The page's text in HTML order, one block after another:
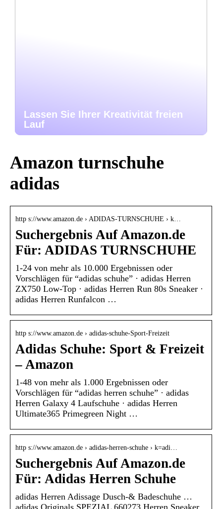
Lassen Sie Ihrer Kreativität freien
Lauf
Amazon turnschuhe
adidas
http s://www.amazon.de › ADIDAS-TURNSCHUHE › k…
Suchergebnis Auf Amazon.de
Für: ADIDAS TURNSCHUHE
1-24 von mehr als 10.000 Ergebnissen oder
Vorschlägen für “adidas schuhe” · adidas Herren
ZX750 Low-Top · adidas Herren Run 80s Sneaker ·
adidas Herren Runfalcon …
http s://www.amazon.de › adidas-schuhe-Sport-Freizeit
Adidas Schuhe: Sport & Freizeit
– Amazon
1-48 von mehr als 1.000 Ergebnissen oder
Vorschlägen für “adidas herren schuhe” · adidas
Herren Galaxy 4 Laufschuhe · adidas Herren
Ultimate365 Primegreen Night …
http s://www.amazon.de › adidas-herren-schuhe › k=adi…
Suchergebnis Auf Amazon.de
Für: Adidas Herren Schuhe
adidas Herren Adissage Dusch-& Badeschuhe …